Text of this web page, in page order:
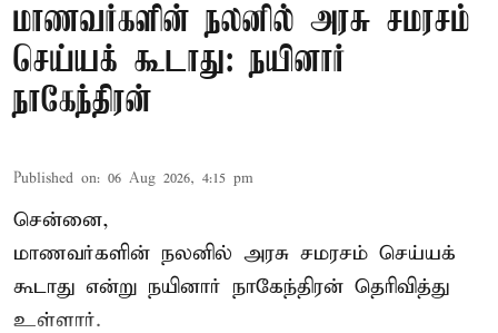
மாணவர்களின் நலனில் அரசு சமரசம்
செய்யக் கூடாது: நயினார்
நாகேந்திரன்
Published on: 06 Aug 2026, 4:15 pm
சென்னை,
மாணவர்களின் நலனில் அரசு சமரசம் செய்யக்
கூடாது என்று நயினார் நாகேந்திரன் தெரிவித்து
உள்ளார்.